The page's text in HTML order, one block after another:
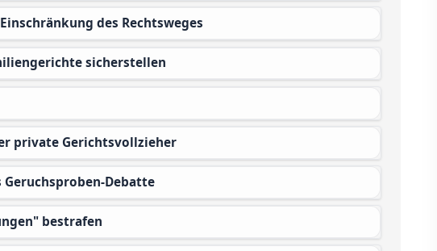
des Rechtsweges
sicherstellen
private Gerichtsvollzieher
Geruchsproben-Debatte
bestrafen